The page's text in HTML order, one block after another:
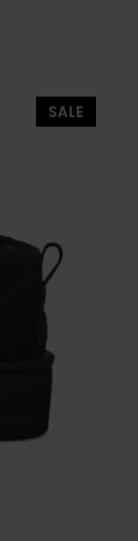
SALE